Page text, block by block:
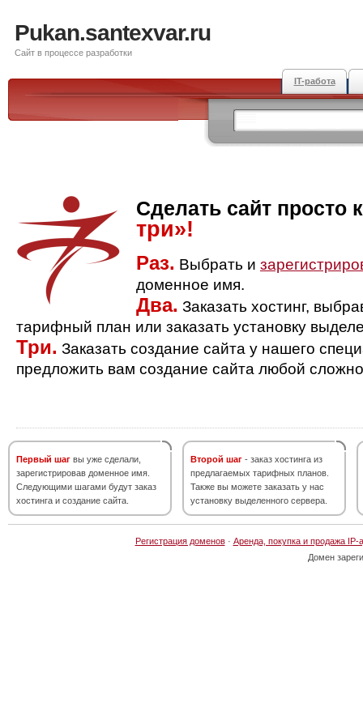
Pukan.santexvar.ru
Сайт в процессе разработки
IT-работа
Сделать сайт просто
три»!
Раз. Выбрать и
доменное имя.
Два. Заказать хостинг,
тарифный план или заказать установку
Три. Заказать создание сайта у нашего
предложить вам создание сайта любой
Первый шаг вы уже сделали,
зарегистрировав доменное имя.
Следующими шагами будут заказ
хостинга и создание сайта.
Второй шаг - заказ хостинга из
предлагаемых тарифных планов.
Также вы можете заказать у нас
установку выделенного сервера.
Регистрация доменов· Аренда, покупка и продажа IP-
Домен